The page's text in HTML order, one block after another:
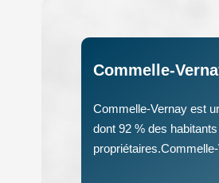
Commelle-
Commelle-Vernay est
dont 92 % des